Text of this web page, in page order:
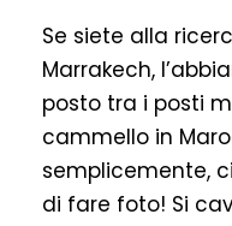
Se siete alla
Marrakech,
posto tra i posti
cammello in
semplicemente,
di fare foto! Si